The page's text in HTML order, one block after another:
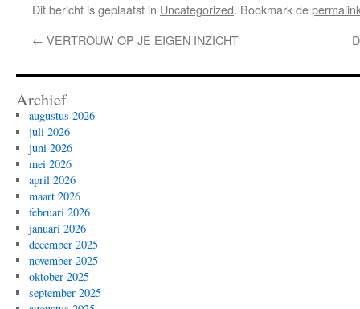
Dit bericht is geplaatst in Uncategorized. Bookmark de
← VERTROUW OP JE EIGEN INZICHT
Archief
augustus 2026
juli 2026
juni 2026
mei 2026
april 2026
maart 2026
februari 2026
januari 2026
december 2025
november 2025
oktober 2025
september 2025